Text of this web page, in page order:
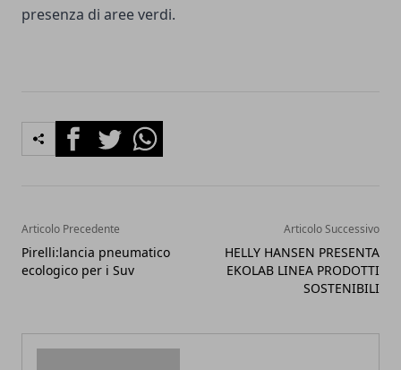
presenza di aree verdi.
FacebookTwitterWhatsapp
Articolo Precedente
Pirelli:lancia pneumatico
ecologico per i Suv
Articolo Successivo
HELLY HANSEN PRESENTA
EKOLAB LINEA PRODOTTI
SOSTENIBILI